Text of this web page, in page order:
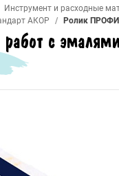
Инструмент и расходные
АКОР Ролик ПРОФИ
с